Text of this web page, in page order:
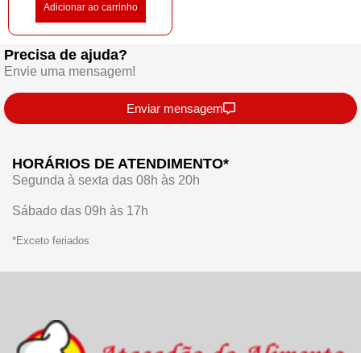
Adicionar ao carrinho
Precisa de ajuda?
Envie uma mensagem!
Enviar mensagem
HORÁRIOS DE ATENDIMENTO*
Segunda à sexta das 08h às 20h
Sábado das 09h às 17h
*Exceto feriados